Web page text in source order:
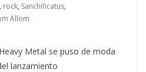
, rock, Sanchificatus,
Allom
Metal se puso de moda
lanzamiento